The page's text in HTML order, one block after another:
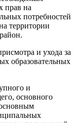
прав на
потребностей
территории
и ухода за
образовательных
и
основного